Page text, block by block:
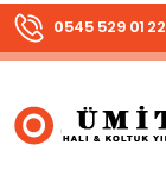
0545 529 01 22